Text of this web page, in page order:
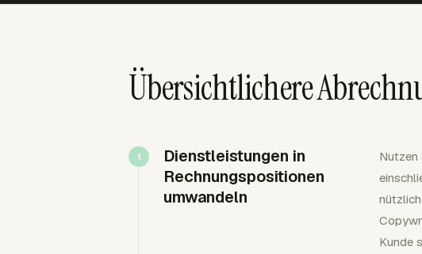
Übersichtlichere
Dienstleistungen in
Rechnungspositionen
umwandeln
Nutzen
Kunde